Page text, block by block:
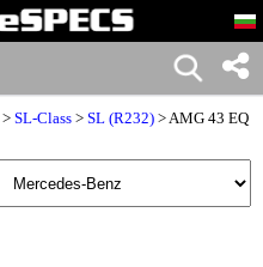
> SL-Class > SL (R232) > AMG 43 EQ